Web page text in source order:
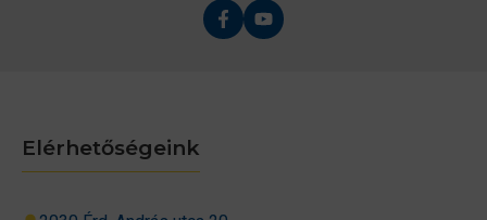
Elérhetőségeink